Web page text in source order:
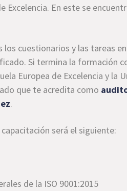
Excelencia. En este se
los cuestionarios y las tareas
Si termina la formación
Europea de Excelencia y
que te acredita como
.
será el siguiente:
de la ISO 9001:2015